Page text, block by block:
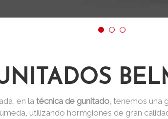
en la técnica de gunitado, tenemos una
utilizando hormgiones de gran